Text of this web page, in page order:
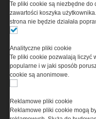
informacji na Twoim
w celu świadczenia
w tym w sposób
Korzystanie z witryny
dokonać zmiany
cookies. Nim Państwo
Te pliki cookie są niezbędne do
zawartości koszyka
strona nie będzie działała
Analityczne pliki cookie
Te pliki cookie pozwalają liczyć
popularne i w jaki sposób
cookie są anonimowe.
Reklamowe pliki cookie
Reklamowe pliki cookie mogą